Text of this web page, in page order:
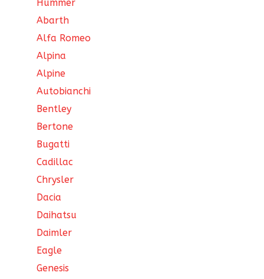
Hummer
Abarth
Alfa Romeo
Alpina
Alpine
Autobianchi
Bentley
Bertone
Bugatti
Cadillac
Chrysler
Dacia
Daihatsu
Daimler
Eagle
Genesis